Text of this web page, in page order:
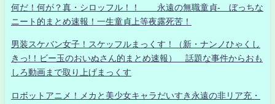
何だ！何が？真・シロッフル！！ 永遠の無職童貞- ぼっちな
ニート的まとめ速報！一生童貞上等夜露死苦！
男装スケバン女子！スケッフルまっくす！（新・ナンノひゃくし
きっ!！ビー玉のおいぬさん的まとめ速報） 話題な事件からおも
しろ動画まで取り上げまっくす
ロボットアニメ！メカと美少女キャラだいすき永遠の非リア充・